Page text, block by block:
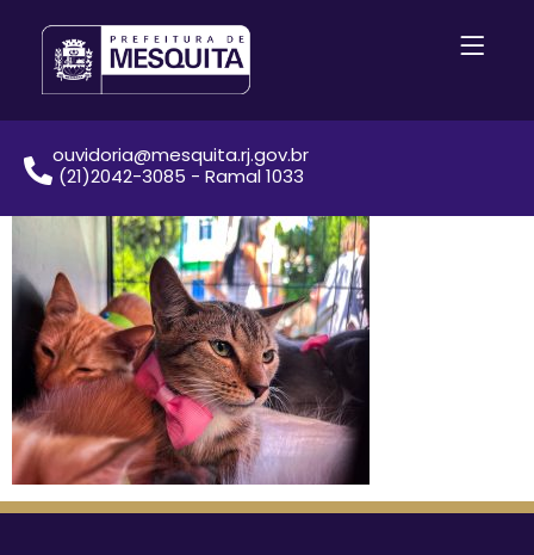
ouvidoria@mesquita.rj.gov.br
(21)2042-3085 - Ramal 1033